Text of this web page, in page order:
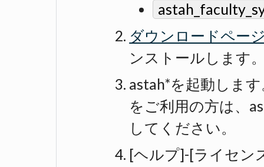
ダウンロードペー
ンストールします
astah*を起動しま
をご利用の方は、
してください。
[ヘルプ]-[ライセン